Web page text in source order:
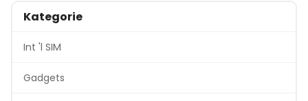
Kategorie
Int 'l SIM
Gadgets